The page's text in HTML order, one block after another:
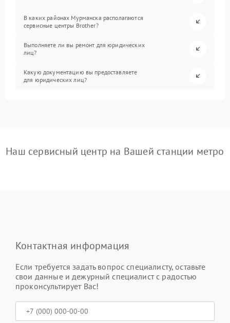
В каких районах Мурманска располагаются
сервисные центры Brother?
Выполняете ли вы ремонт для юридических
лиц?
Какую документацию вы предоставляете
для юридических лиц?
Наш сервисный центр на Вашей станции метро
Контактная информация
Если требуется задать вопрос специалисту, оставьте
свои данные и дежурный специалист с радостью
проконсультирует Вас!